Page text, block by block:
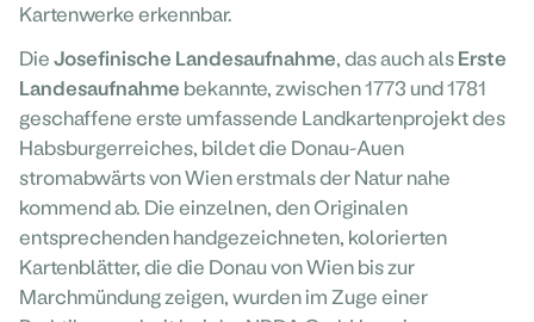
Kartenwerke erkennbar.
Die Josefinische Landesaufnahme, das auch als Erste
Landesaufnahme bekannte, zwischen 1773 und 1781
geschaffene erste umfassende Landkartenprojekt des
Habsburgerreiches, bildet die Donau-Auen
stromabwärts von Wien erstmals der Natur nahe
kommend ab. Die einzelnen, den Originalen
entsprechenden handgezeichneten, kolorierten
Kartenblätter, die die Donau von Wien bis zur
Marchmündung zeigen, wurden im Zuge einer